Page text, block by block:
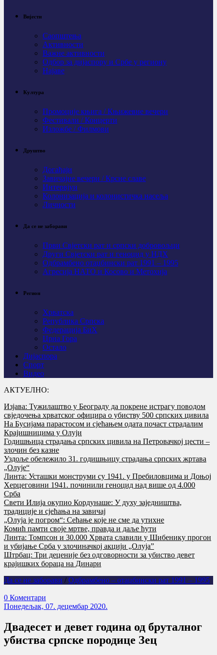
Вијести
Саопштења
Активности
Важне активности
Одбор за дијаспору и Србе у региону
Најаве
Култура
Промоције књига / Књижевне вечери
Фестивали / Концерти
Изложбе / Филмови
Друштво
Догађаји
Завичајне вечери / Крсне славе
Интервјуи
Колонизација и колонистичка насеља
Личности
Да се не заборави
Први Свјeтски рат и српски добровољци
Други Свјетски рат и геноцид у НДХ
Одбрамбено отаџбински рат 1991 – 1995
Агресија НАТО и Косово и Метохија
Регион
Хрватска
Република Српска
Федерација БиХ
Црна Гора
Остало
Дијаспора
Спорт
Видео
АКТУЕЛНО:
Изјава: Тужилаштво у Београду да покрене истрагу поводом
свједочења хрватског официра о убиству 500 српских цивила
На Бусијама парастосом и сјећањем одата почаст страдалим
Крајишницима у Олуји
Годишњица страдања српских цивила на Петровачкој цести –
злочин без казне
Уздоље обележило 31. годишњицу страдања српских жртава
„Олује“
Линта: Усташки монструми су 1941. у Пребиловцима и Доњој
Херцеговини 1941. починили геноцид над више од 4.000
Срба
Свети Илија окупио Кордунаше: У духу заједништва,
традиције и сјећања на завичај
„Олуја је погром“: Сећање које не сме да утихне
Комић памти своје мртве, правда и даље ћути
Линта: Томпсон и 30.000 Хрвата славили у Шибенику прогон
и убијање Срба у злочиначкој акцији „Олуја”
Штрбац: Три деценије без одговорности за убиство девет
крајишких бораца на Динари
Да се не заборави / Одбрамбено – отаџбински рат 1991 – 1995
0 Коментари
Понедељак, 07. децембар 2020.
Двадесет и девет година од бруталног
убиства српске породице Зец